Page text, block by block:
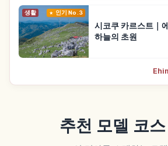
생활 인기 No.3
시코쿠 카르스트｜
하늘의 초원
추천 모델 코